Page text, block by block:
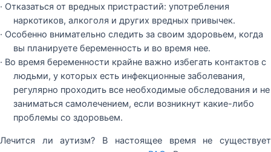
· Отказаться от вредных пристрастий: употребления
наркотиков, алкоголя и других вредных привычек.
· Особенно внимательно следить за своим здоровьем, когда
вы планируете беременность и во время нее.
· Во время беременности крайне важно избегать контактов с
людьми, у которых есть инфекционные заболевания,
регулярно проходить все необходимые обследования и не
заниматься самолечением, если возникнут какие-либо
проблемы со здоровьем.
Лечится ли аутизм? В настоящее время не существует